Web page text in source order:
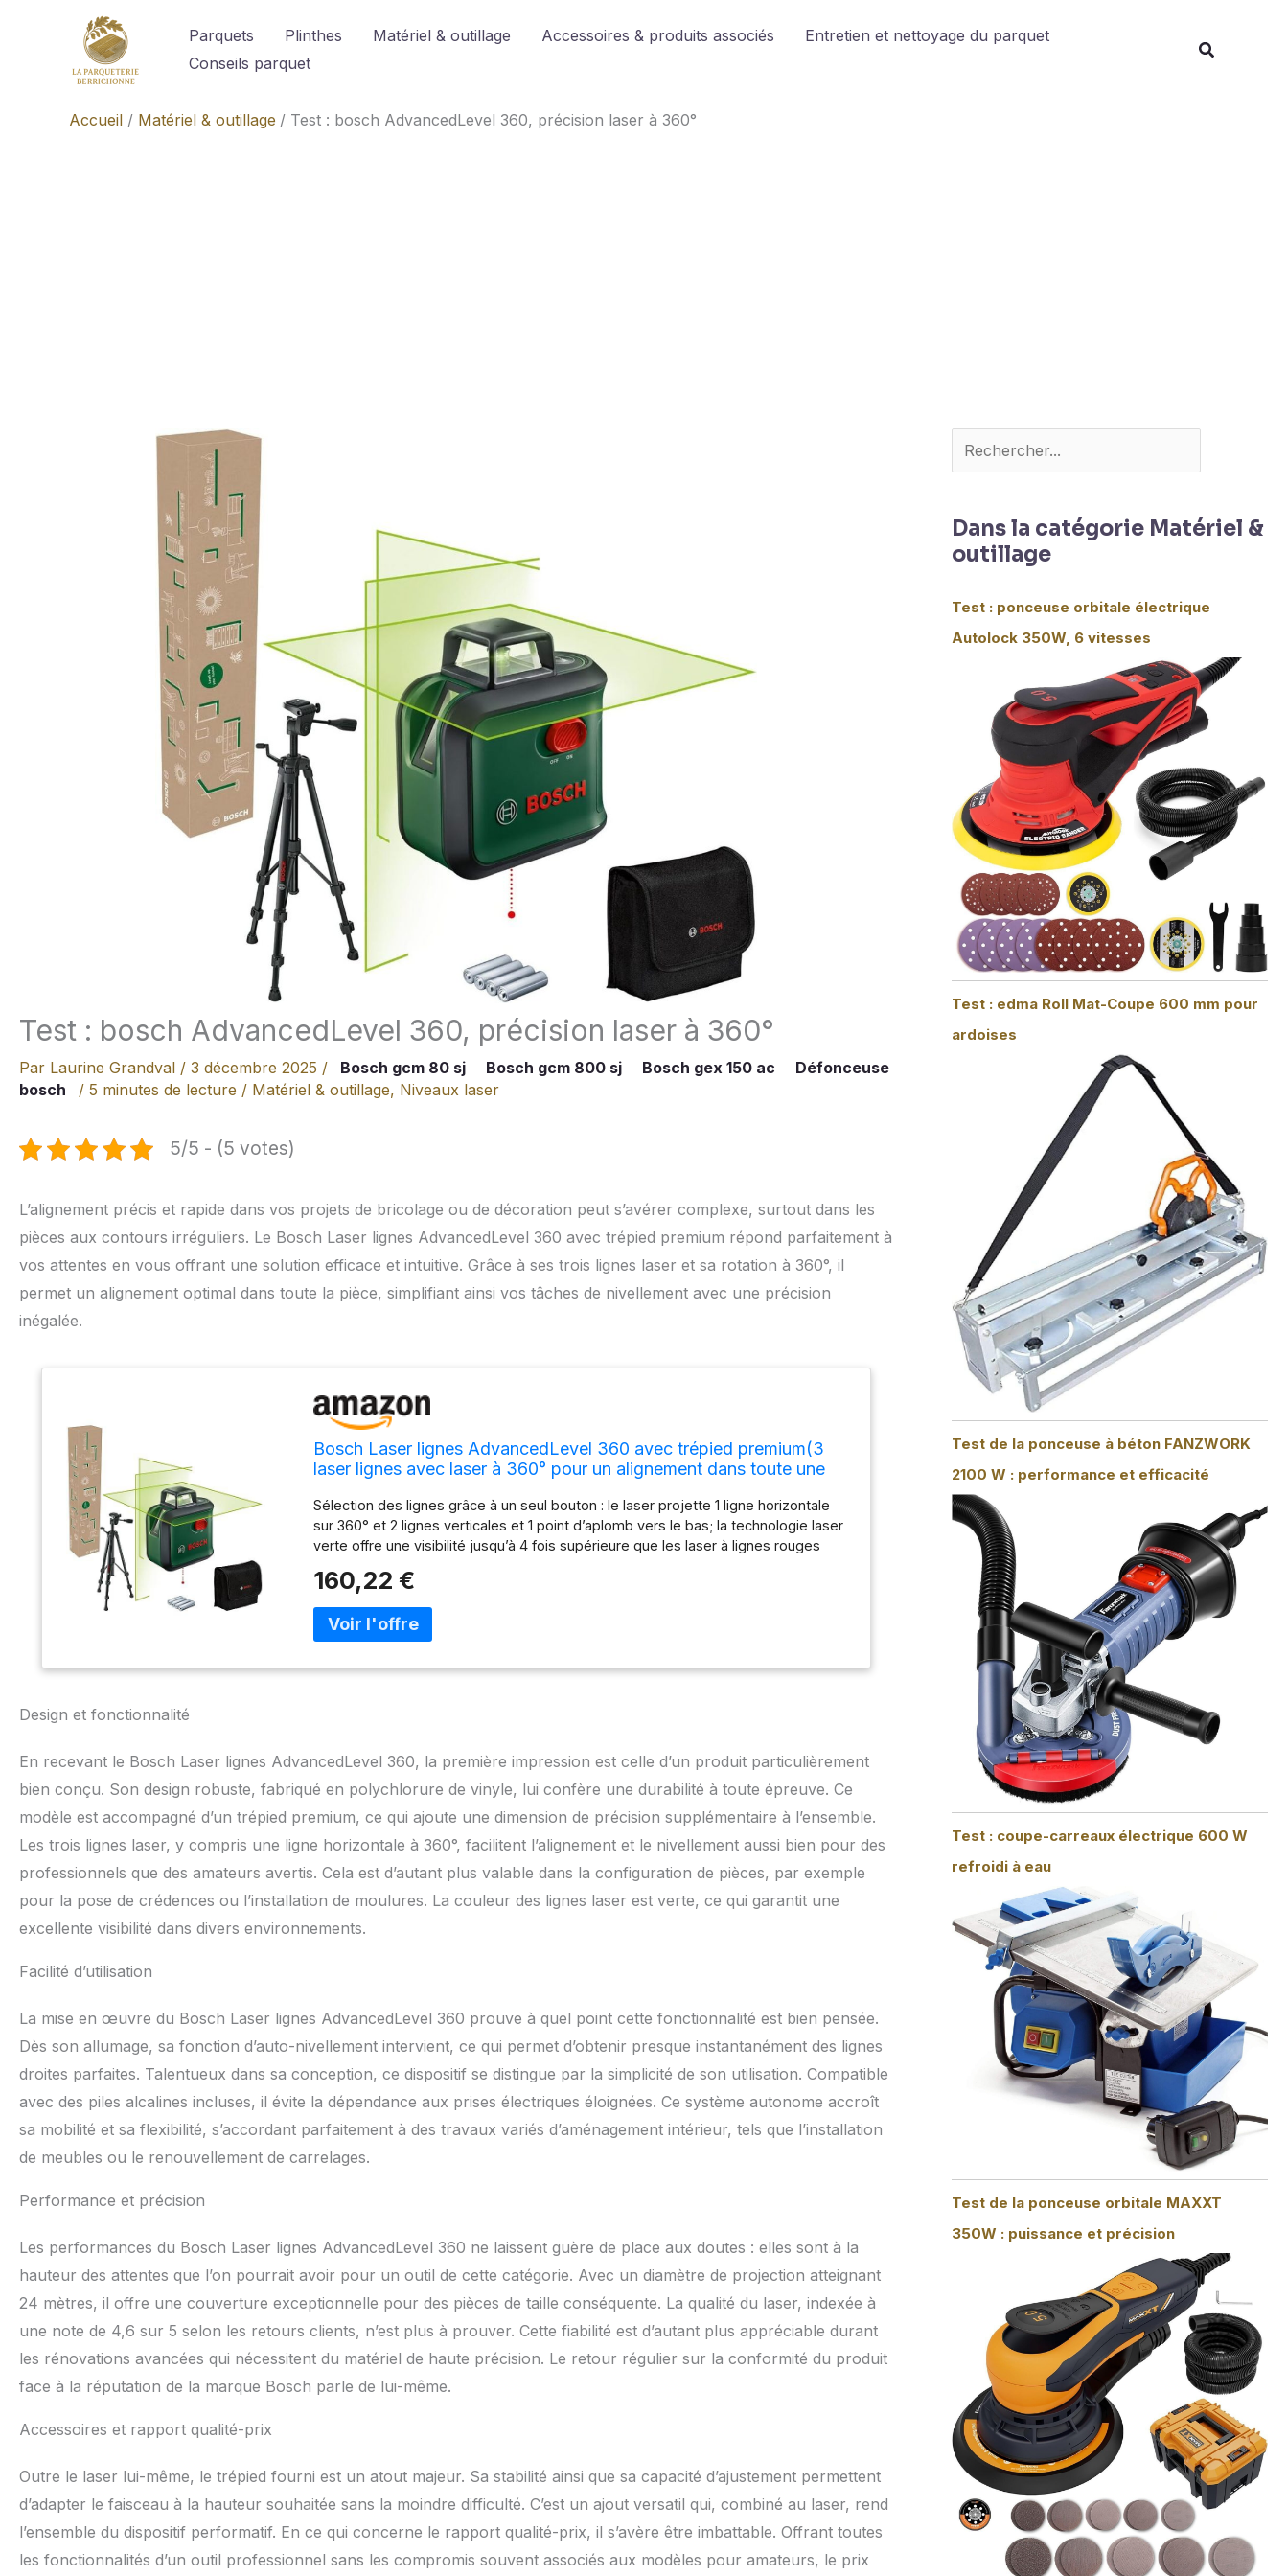
Parquets Plinthes Matériel & outillage Accessoires & produits associés
Entretien et nettoyage du parquet
Conseils parquet
Accueil Matériel & outillage Test : bosch AdvancedLevel 360, précision laser à 360°
Test : bosch AdvancedLevel 360, précision laser à 360°
Par Laurine Grandval / 3 décembre 2025 / Bosch gcm 80 sj Bosch gcm 800 sj Bosch gex 150 ac
Défonceuse
bosch
/ 5 minutes de lecture / Matériel & outillage, Niveaux laser
5/5 - (5 votes)
L’alignement précis et rapide dans vos projets de bricolage ou de décoration peut s’avérer complexe, surtout dans les
pièces aux contours irréguliers. Le Bosch Laser lignes AdvancedLevel 360 avec trépied premium répond parfaitement à
vos attentes en vous offrant une solution efficace et intuitive. Grâce à ses trois lignes laser et sa rotation à 360°, il
permet un alignement optimal dans toute la pièce, simplifiant ainsi vos tâches de nivellement avec une précision
inégalée.
Bosch Laser lignes AdvancedLevel 360 avec trépied premium(3
laser lignes avec laser à 360° pour un alignement dans toute une
Sélection des lignes grâce à un seul bouton : le laser projette 1 ligne horizontale
sur 360° et 2 lignes verticales et 1 point d’aplomb vers le bas; la technologie laser
verte offre une visibilité jusqu’à 4 fois supérieure que les laser à lignes rouges
deux boutons permettent de commander les lignes vertes du laser Résultats
précis : le laser lignes travaille avec une précision de ± 0,4 mm/m (lignes) et ± 1,0
mm/m (point d’aplomb) pour des alignements précis; auto-nivellement : le laser
lignes est capable de s’auto-niveler dans une plage de ±4° ou peut être placé en
mode inclinaison pour projeter des pentes Écoresponsabilité : Nos produits inclus
160,22 €
Design et fonctionnalité
En recevant le Bosch Laser lignes AdvancedLevel 360, la première impression est celle d’un produit particulièrement
bien conçu. Son design robuste, fabriqué en polychlorure de vinyle, lui confère une durabilité à toute épreuve. Ce
modèle est accompagné d’un trépied premium, ce qui ajoute une dimension de précision supplémentaire à l’ensemble.
Les trois lignes laser, y compris une ligne horizontale à 360°, facilitent l’alignement et le nivellement aussi bien pour des
professionnels que des amateurs avertis. Cela est d’autant plus valable dans la configuration de pièces, par exemple
pour la pose de crédences ou l’installation de moulures. La couleur des lignes laser est verte, ce qui garantit une
excellente visibilité dans divers environnements.
Facilité d’utilisation
La mise en œuvre du Bosch Laser lignes AdvancedLevel 360 prouve à quel point cette fonctionnalité est bien pensée.
Dès son allumage, sa fonction d’auto-nivellement intervient, ce qui permet d’obtenir presque instantanément des lignes
droites parfaites. Talentueux dans sa conception, ce dispositif se distingue par la simplicité de son utilisation. Compatible
avec des piles alcalines incluses, il évite la dépendance aux prises électriques éloignées. Ce système autonome accroît
sa mobilité et sa flexibilité, s’accordant parfaitement à des travaux variés d’aménagement intérieur, tels que l’installation
de meubles ou le renouvellement de carrelages.
Performance et précision
Les performances du Bosch Laser lignes AdvancedLevel 360 ne laissent guère de place aux doutes : elles sont à la
hauteur des attentes que l’on pourrait avoir pour un outil de cette catégorie. Avec un diamètre de projection atteignant
24 mètres, il offre une couverture exceptionnelle pour des pièces de taille conséquente. La qualité du laser, indexée à
une note de 4,6 sur 5 selon les retours clients, n’est plus à prouver. Cette fiabilité est d’autant plus appréciable durant
les rénovations avancées qui nécessitent du matériel de haute précision. Le retour régulier sur la conformité du produit
face à la réputation de la marque Bosch parle de lui-même.
Accessoires et rapport qualité-prix
Outre le laser lui-même, le trépied fourni est un atout majeur. Sa stabilité ainsi que sa capacité d’ajustement permettent
d’adapter le faisceau à la hauteur souhaitée sans la moindre difficulté. C’est un ajout versatil qui, combiné au laser, rend
l’ensemble du dispositif performatif. En ce qui concerne le rapport qualité-prix, il s’avère être imbattable. Offrant toutes
les fonctionnalités d’un outil professionnel sans les compromis souvent associés aux modèles pour amateurs, le prix
Dans la catégorie Matériel &
outillage
Test : ponceuse orbitale électrique
Autolock 350W, 6 vitesses
Test : edma Roll Mat-Coupe 600 mm pour
ardoises
Test de la ponceuse à béton FANZWORK
2100 W : performance et efficacité
Test : coupe-carreaux électrique 600 W
refroidi à eau
Test de la ponceuse orbitale MAXXT
350W : puissance et précision